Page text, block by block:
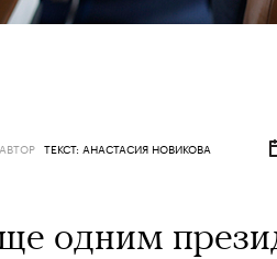
АВТОР ТЕКСТ: АНАСТАСИЯ НОВИКОВА
одним